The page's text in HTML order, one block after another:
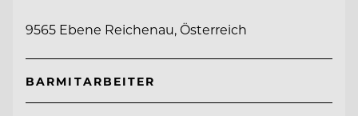
9565 Ebene Reichenau, Österreich
BARMITARBEITER